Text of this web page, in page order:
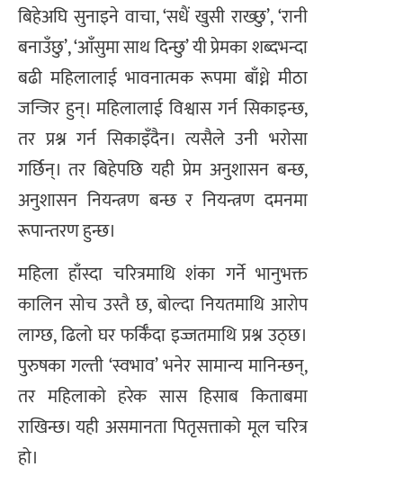
बिहेअघि सुनाइने वाचा, ‘सधैं खुसी राख्छु’, ‘रानी
बनाउँछु’, ‘आँसुमा साथ दिन्छु’ यी प्रेमका शब्दभन्दा
बढी महिलालाई भावनात्मक रूपमा बाँध्ने मीठा
जन्जिर हुन्। महिलालाई विश्वास गर्न सिकाइन्छ,
तर प्रश्न गर्न सिकाइँदैन। त्यसैले उनी भरोसा
गर्छिन्। तर बिहेपछि यही प्रेम अनुशासन बन्छ,
अनुशासन नियन्त्रण बन्छ र नियन्त्रण दमनमा
रूपान्तरण हुन्छ।
महिला हाँस्दा चरित्रमाथि शंका गर्ने भानुभक्त
कालिन सोच उस्तै छ, बोल्दा नियतमाथि आरोप
लाग्छ, ढिलो घर फर्किँदा इज्जतमाथि प्रश्न उठ्छ।
पुरुषका गल्ती ‘स्वभाव’ भनेर सामान्य मानिन्छन्,
तर महिलाको हरेक सास हिसाब किताबमा
राखिन्छ। यही असमानता पितृसत्ताको मूल चरित्र
हो।